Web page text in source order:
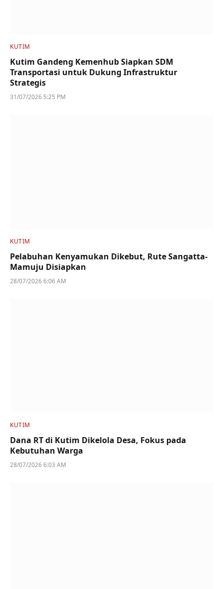
KUTIM
Kutim Gandeng Kemenhub Siapkan SDM
Transportasi untuk Dukung Infrastruktur
Strategis
31/07/2026 5:25 PM
KUTIM
Pelabuhan Kenyamukan Dikebut, Rute Sangatta-
Mamuju Disiapkan
28/07/2026 6:06 AM
KUTIM
Dana RT di Kutim Dikelola Desa, Fokus pada
Kebutuhan Warga
28/07/2026 6:03 AM